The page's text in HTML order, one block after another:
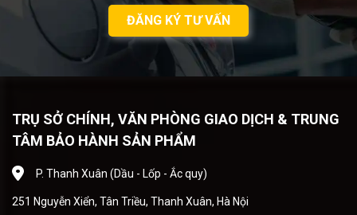
ĐĂNG KÝ TƯ VẤN
TRỤ SỞ CHÍNH, VĂN PHÒNG GIAO DỊCH & TRUNG
TÂM BẢO HÀNH SẢN PHẨM
P. Thanh Xuân (Dầu - Lốp - Ắc quy)
251 Nguyễn Xiển, Tân Triều, Thanh Xuân, Hà Nội